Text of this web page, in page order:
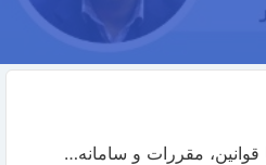
دومین دوره آشنایی با قوانین، مقررات و سامانه‌های مورد نیاز فعالان اقتصادی مناطق آزاد تجاری و ویژه اقتصادی